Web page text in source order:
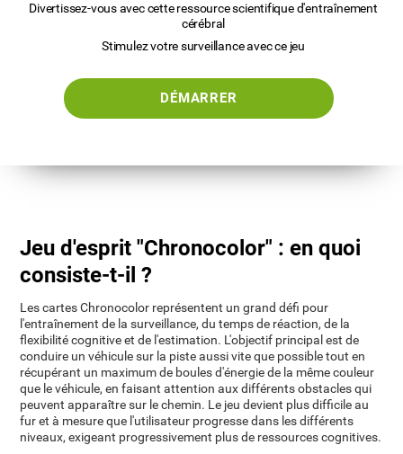
Divertissez-vous avec cette ressource scientifique d'entraînement
cérébral
Stimulez votre surveillance avec ce jeu
DÉMARRER
Jeu d'esprit "Chronocolor" : en quoi
consiste-t-il ?
Les cartes Chronocolor représentent un grand défi pour
l'entraînement de la surveillance, du temps de réaction, de la
flexibilité cognitive et de l'estimation. L'objectif principal est de
conduire un véhicule sur la piste aussi vite que possible tout en
récupérant un maximum de boules d'énergie de la même couleur
que le véhicule, en faisant attention aux différents obstacles qui
peuvent apparaître sur le chemin. Le jeu devient plus difficile au
fur et à mesure que l'utilisateur progresse dans les différents
niveaux, exigeant progressivement plus de ressources cognitives.